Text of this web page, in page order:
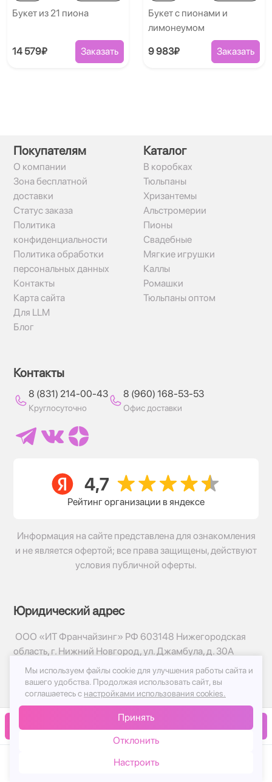
В корзину
Букет из 21 пиона
14 579₽ Заказать
Букет с пионами и
лимонеумом
9 983₽ Заказать
Покупателям
О компании
Зона бесплатной
доставки
Статус заказа
Политика
конфиденциальности
Политика обработки
персональных данных
Контакты
Карта сайта
Для LLM
Блог
Каталог
В коробках
Тюльпаны
Хризантемы
Альстромерии
Пионы
Свадебные
Мягкие игрушки
Каллы
Ромашки
Тюльпаны оптом
Контакты
8 (831) 214-00-43
Круглосуточно
8 (960) 168-53-53
Офис доставки
Рейтинг организации в яндексе
Информация на сайте представлена для ознакомления
и не является офертой; все права защищены, действуют
условия публичной оферты.
Юридический адрес
ООО «ИТ Франчайзинг» РФ 603148 Нижегородская
область, г. Нижний Новгород, ул. Джамбула, д. 30А
© 2017-2026г, База Цветов 24.ру
Политика конфиденциальности
Публичная оферта
Мы используем файлы cookie для улучшения работы сайта и
вашего удобства. Продолжая использовать сайт, вы
соглашаетесь с настройками использования cookies.
Принять
Отклонить
Настроить